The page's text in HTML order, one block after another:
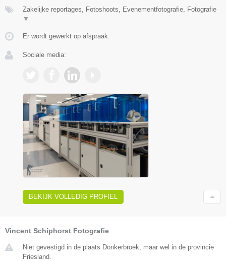
Zakelijke reportages, Fotoshoots, Evenementfotografie, Fotografie
▼
Er wordt gewerkt op afspraak.
Sociale media:
BEKIJK VOLLEDIG PROFIEL
Vincent Schiphorst Fotografie
Niet gevestigd in de plaats Donkerbroek, maar wel in de provincie
Friesland.